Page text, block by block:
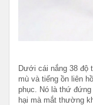
Dưới cái nắng 38 độ
mù và tiếng ồn liên
phục. Nó là thứ
hại mà mắt thường